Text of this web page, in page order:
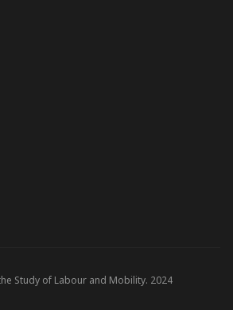
Study of Labour and Mobility. 2024